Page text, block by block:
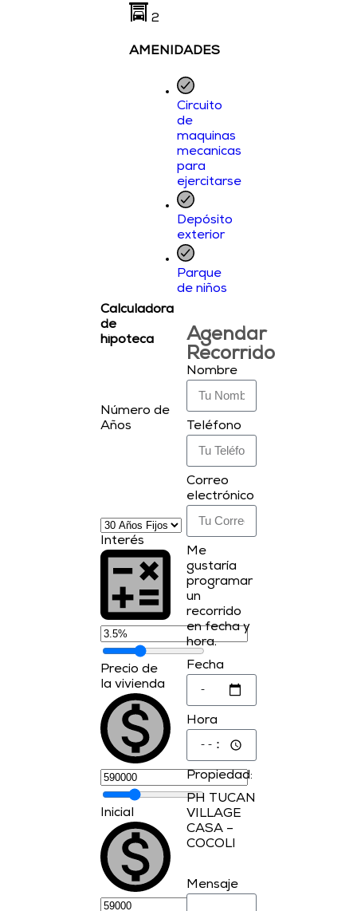
2
AMENIDADES
Circuito
de
maquinas
mecanicas
para
ejercitarse
Depósito
exterior
Parque
de niños
Calculadora
de
hipoteca
Número de
Años
Interés
Precio de
la vivienda
Inicial
Agendar
Recorrido
Nombre
Teléfono
Correo
electrónico
Me
gustaría
programar
un
recorrido
en fecha y
hora.
Fecha
Hora
Propiedad:
PH TUCAN
VILLAGE
CASA –
COCOLI
Mensaje